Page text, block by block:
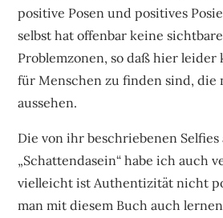
positive Posen und positives
selbst hat offenbar keine
Problemzonen, so daß hier leider
für Menschen zu finden sind,
aussehen.
Die von ihr beschriebenen Selfies
„Schattendasein“ habe ich auch
vielleicht ist Authentizität nicht
man mit diesem Buch auch